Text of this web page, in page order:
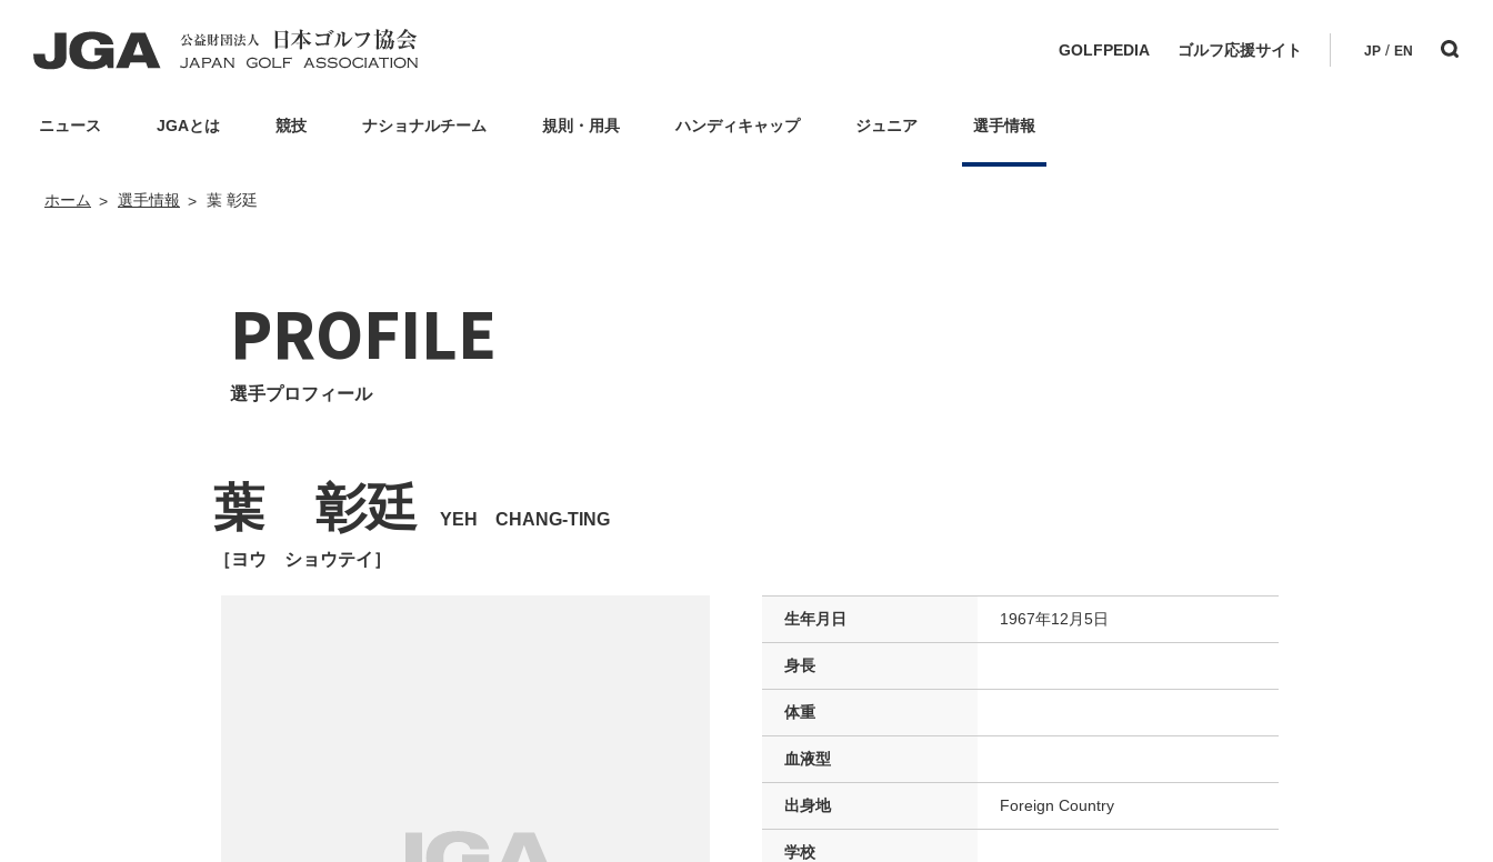
GOLFPEDIA ゴルフ応援サイト JP / EN
ニュース JGAとは 競技 ナショナルチーム 規則・用具 ハンディキャップ ジュニア 選手情報
ホーム 選手情報 葉 彰廷
PROFILE
選手プロフィール
葉 彰廷 YEH CHANG-TING
［ヨウ ショウテイ］
生年月日 1967年12月5日
身長
体重
血液型
出身地 Foreign Country
学校